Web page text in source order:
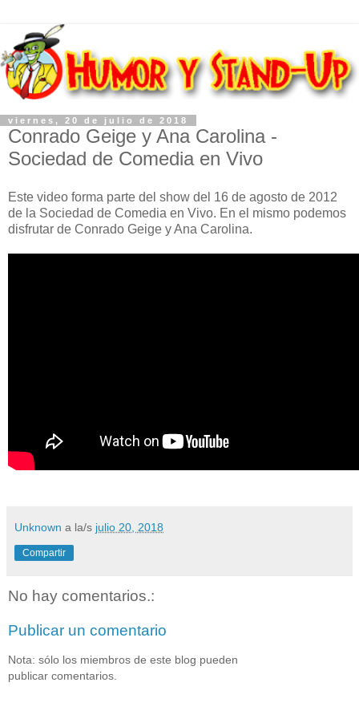
viernes, 20 de julio de 2018
Conrado Geige y Ana Carolina -
Sociedad de Comedia en Vivo
Este video forma parte del show del 16 de agosto de 2012
de la Sociedad de Comedia en Vivo. En el mismo podemos
disfrutar de Conrado Geige y Ana Carolina.
Unknown a la/s julio 20, 2018
Compartir
No hay comentarios.:
Publicar un comentario
Nota: sólo los miembros de este blog pueden
publicar comentarios.